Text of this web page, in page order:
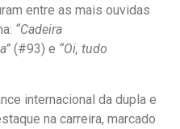
entre as mais ouvidas
“Cadeira
(#93) e “Oi, tudo
internacional da dupla e
na carreira, marcado